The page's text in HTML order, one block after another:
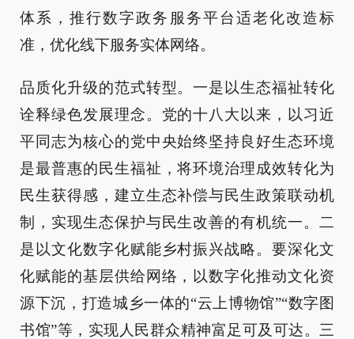
体系，推行数字政务服务平台适老化改造标
准，优化线下服务实体网络。
品质化升级的范式转型。一是以生态福祉转化
诠释绿色发展理念。党的十八大以来，以习近
平同志为核心的党中央始终坚持良好生态环境
是最普惠的民生福祉，将环境治理成效转化为
民生获得感，建立生态补偿与民生政策联动机
制，实现生态保护与民生改善的有机统一。二
是以文化数字化赋能乡村振兴战略。要深化文
化赋能的基层供给网络，以数字化推动文化资
源下沉，打造城乡一体的“云上博物馆”“数字图
书馆”等，实现人民群众精神富足可及可达。三